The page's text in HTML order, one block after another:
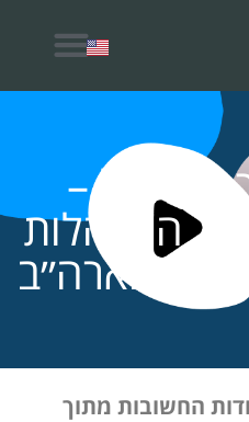
בחו״ל –
התנהלות
מס בארה״ב
החשובות מתוך